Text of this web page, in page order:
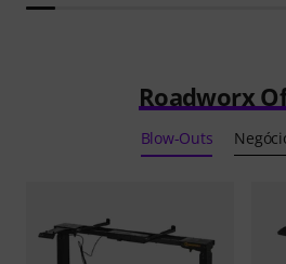
Roadworx
Blow-Outs